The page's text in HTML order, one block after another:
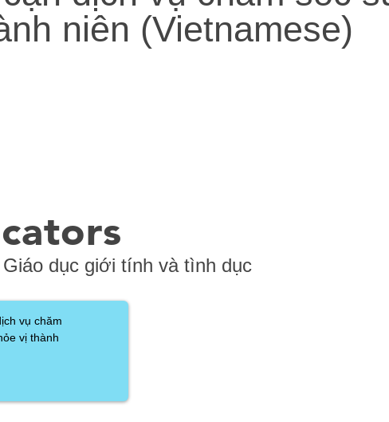
niên (Vietnamese)
dục giới tính và tình dục
vụ chăm
vị thành